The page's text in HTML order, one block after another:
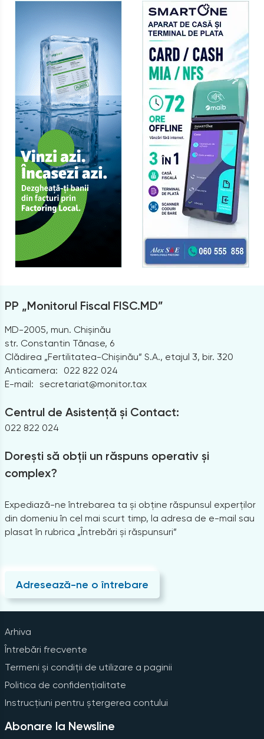
PP „Monitorul Fiscal FISC.MD”
MD-2005, mun. Chișinău
str. Constantin Tănase, 6
Clădirea „Fertilitatea-Chișinău” S.A., etajul 3, bir. 320
Anticamera:
022 822 024
E-mail: secretariat@monitor.tax
Centrul de Asistență și Contact:
022 822 024
Dorești să obții un răspuns operativ și
complex?
Expediază-ne întrebarea ta și obține răspunsul experților
din domeniu în cel mai scurt timp, la adresa de e-mail sau
plasat în rubrica „Întrebări și răspunsuri”
Adresează-ne o întrebare
Arhiva
Întrebări frecvente
Termeni și condiții de utilizare a paginii
Politica de confidențialitate
Instrucțiuni pentru ștergerea contului
Abonare la Newsline